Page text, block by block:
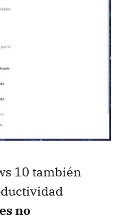
10 también
no